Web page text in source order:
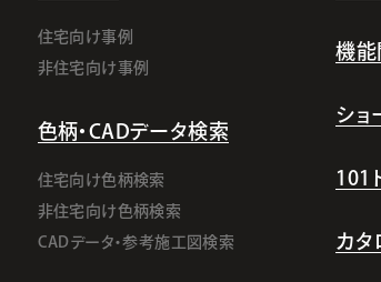
住宅向け事例
非住宅向け事例
色柄・CADデータ検索
住宅向け色柄検索
非住宅向け色柄検索
CADデータ・参考施工図検索
機能
ショ
101
カタ